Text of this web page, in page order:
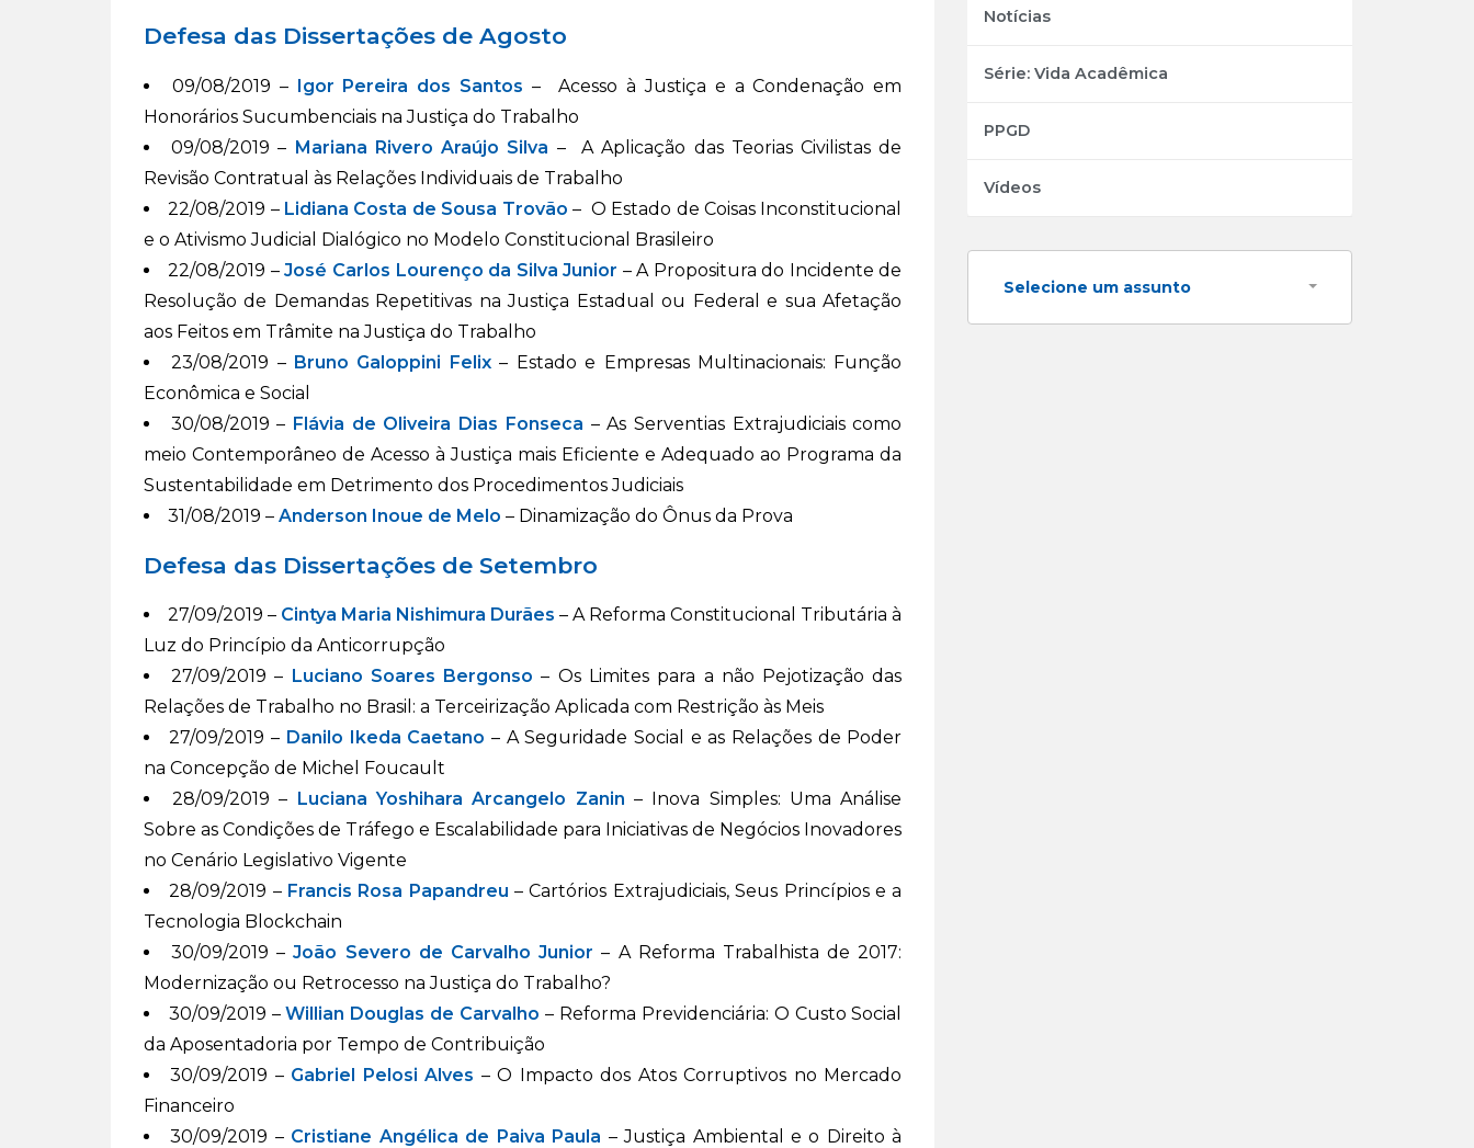
Defesa das Dissertações de Agosto
09/08/2019 – Igor Pereira dos Santos – Acesso à Justiça e a Condenação em
Honorários Sucumbenciais na Justiça do Trabalho
09/08/2019 – Mariana Rivero Araújo Silva – A Aplicação das Teorias Civilistas de
Revisão Contratual às Relações Individuais de Trabalho
22/08/2019 – Lidiana Costa de Sousa Trovão – O Estado de Coisas Inconstitucional
e o Ativismo Judicial Dialógico no Modelo Constitucional Brasileiro
22/08/2019 –José Carlos Lourenço da Silva Junior – A Propositura do Incidente de
Resolução de Demandas Repetitivas na Justiça Estadual ou Federal e sua Afetação
aos Feitos em Trâmite na Justiça do Trabalho
23/08/2019 – Bruno Galoppini Felix– Estado e Empresas Multinacionais: Função
Econômica e Social
30/08/2019 – Flávia de Oliveira Dias Fonseca – As Serventias Extrajudiciais como
meio Contemporâneo de Acesso à Justiça mais Eficiente e Adequado ao Programa da
Sustentabilidade em Detrimento dos Procedimentos Judiciais
31/08/2019 – Anderson Inoue de Melo – Dinamização do Ônus da Prova
Defesa das Dissertações de Setembro
27/09/2019 – Cintya Maria Nishimura Durães – A Reforma Constitucional Tributária à
Luz do Princípio da Anticorrupção
27/09/2019 – Luciano Soares Bergonso – Os Limites para a não Pejotização das
Relações de Trabalho no Brasil: a Terceirização Aplicada com Restrição às Meis
27/09/2019 – Danilo Ikeda Caetano – A Seguridade Social e as Relações de Poder
na Concepção de Michel Foucault
28/09/2019 – Luciana Yoshihara Arcangelo Zanin – Inova Simples: Uma Análise
Sobre as Condições de Tráfego e Escalabilidade para Iniciativas de Negócios Inovadores
no Cenário Legislativo Vigente
28/09/2019 – Francis Rosa Papandreu – Cartórios Extrajudiciais, Seus Princípios e a
Tecnologia Blockchain
30/09/2019 –João Severo de Carvalho Junior – A Reforma Trabalhista de 2017:
Modernização ou Retrocesso na Justiça do Trabalho?
30/09/2019 –Willian Douglas de Carvalho – Reforma Previdenciária: O Custo Social
da Aposentadoria por Tempo de Contribuição
30/09/2019 – Gabriel Pelosi Alves – O Impacto dos Atos Corruptivos no Mercado
Financeiro
30/09/2019 – Cristiane Angélica de Paiva Paula – Justiça Ambiental e o Direito à
Notícias
Série: Vida Acadêmica
PPGD
Vídeos
Selecione um assunto